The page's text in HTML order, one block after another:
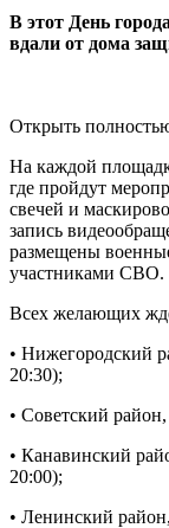
В этот День
вдали от дома
Открыть
На каждой
где пройдут
свечей и
запись
размещены
участниками СВО.
Всех желающих
• Нижегородский
20:30);
• Советский
• Канавинский
20:00);
• Ленинский